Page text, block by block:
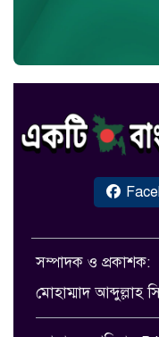
সম্পাদক ও প্রকাশক:
মোহাম্মাদ আব্দুল্লাহ